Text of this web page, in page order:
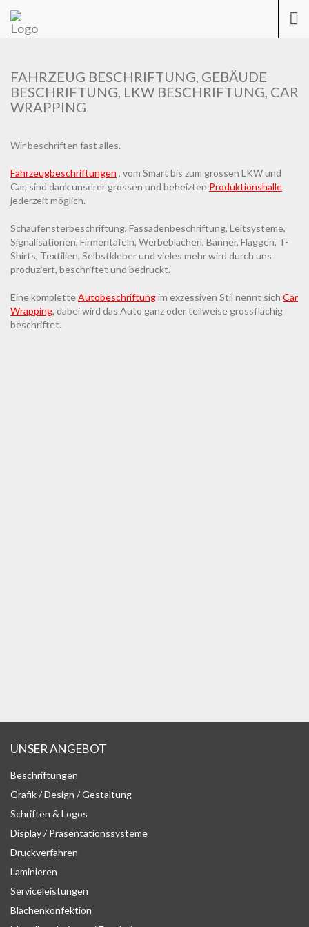
FAHRZEUG BESCHRIFTUNG, GEBÄUDE
BESCHRIFTUNG, LKW BESCHRIFTUNG, CAR
WRAPPING
Wir beschriften fast alles.
Fahrzeugbeschriftungen , vom Smart bis zum grossen LKW und
Car, sind dank unserer grossen und beheizten Produktionshalle
jederzeit möglich.
Schaufensterbeschriftung, Fassadenbeschriftung, Leitsysteme,
Signalisationen, Firmentafeln, Werbeblachen, Banner, Flaggen, T-
Shirts, Textilien, Selbstkleber und vieles mehr wird durch uns
produziert, beschriftet und bedruckt.
Eine kompletteAutobeschriftungim exzessiven Stil nennt sich Car
Wrapping, dabei wird das Auto ganz oder teilweise grossflächig
beschriftet.
UNSER ANGEBOT
Beschriftungen
Grafik / Design / Gestaltung
Schriften & Logos
Display / Präsentationssysteme
Druckverfahren
Laminieren
Serviceleistungen
Blachenkonfektion